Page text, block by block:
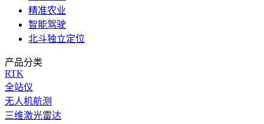
精准农业
智能驾驶
北斗独立定位
产品分类
RTK
全站仪
无人机航测
三维激光雷达